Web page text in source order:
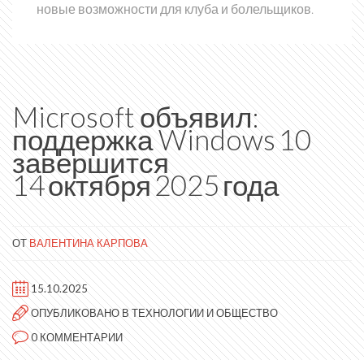
новые возможности для клуба и болельщиков.
Microsoft объявил:
поддержка Windows 10
завершится
14 октября 2025 года
ОТВАЛЕНТИНА КАРПОВА
15.10.2025
ОПУБЛИКОВАНО ВТЕХНОЛОГИИ И ОБЩЕСТВО
0 КОММЕНТАРИИ